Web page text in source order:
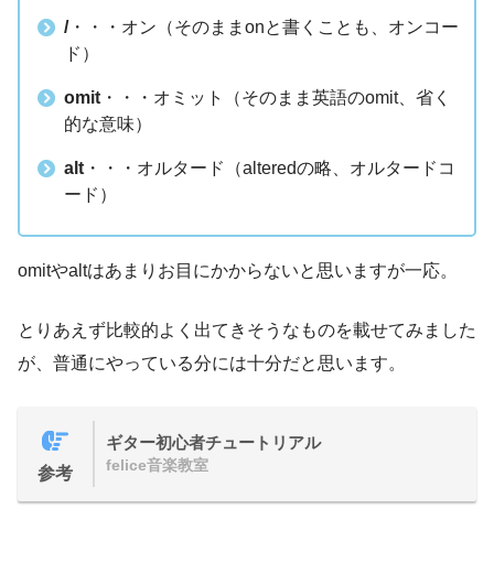
/・・・オン（そのままonと書くことも、オンコー
ド）
omit ・・・オミット（そのまま英語のomit、省く
的な意味）
alt ・・・オルタード（alteredの略、オルタードコ
ード）
omitやaltはあまりお目にかからないと思いますが一応。
とりあえず比較的よく出てきそうなものを載せてみました
が、普通にやっている分には十分だと思います。
参考
ギター初心者チュートリアル
felice音楽教室